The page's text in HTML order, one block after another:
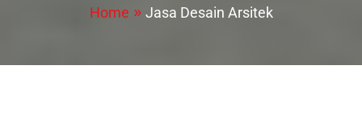
Home Jasa Desain Arsitek